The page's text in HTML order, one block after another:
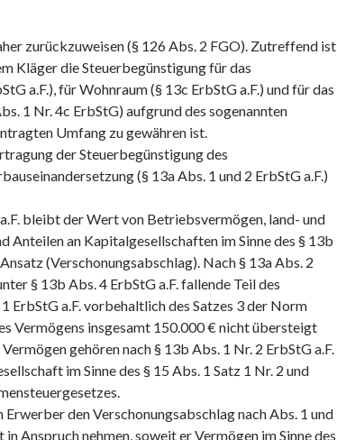
zurückzuweisen (§ 126 Abs. 2 FGO). Zutreffend ist
Kläger die Steuerbegünstigung für das
a.F.), für Wohnraum (§ 13c ErbStG a.F.) und für das
1 Nr. 4c ErbStG) aufgrund des sogenannten
Umfang zu gewähren ist.
der Steuerbegünstigung des
(§ 13a Abs. 1 und 2 ErbStG a.F.)
bleibt der Wert von Betriebsvermögen, land- und
an Kapitalgesellschaften im Sinne des § 13b
(Verschonungsabschlag). Nach § 13a Abs. 2
§ 13b Abs. 4 ErbStG a.F. fallende Teil des
ErbStG a.F. vorbehaltlich des Satzes 3 der Norm
Vermögens insgesamt 150.000 € nicht übersteigt
gehören nach § 13b Abs. 1 Nr. 2 ErbStG a.F.
im Sinne des § 15 Abs. 1 Satz 1 Nr. 2 und
Erwerber den Verschonungsabschlag nach Abs. 1 und
Anspruch nehmen, soweit er Vermögen im Sinne des